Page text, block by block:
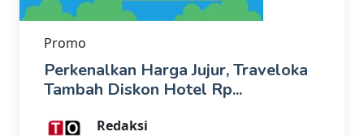
Promo
Perkenalkan Harga Jujur, Traveloka
Tambah Diskon Hotel Rp...
Redaksi